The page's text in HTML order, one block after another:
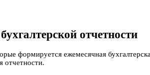
отчетности
формируется ежемесячная
отчетности.